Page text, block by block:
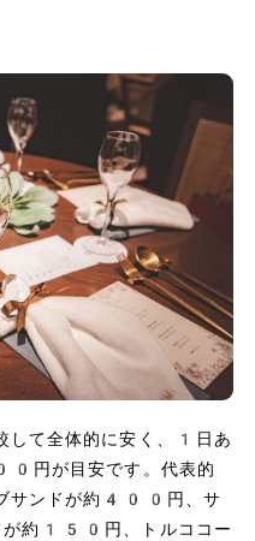
して全体的に安く、1日あ
が目安です。代表的
ブサンドが約400円、サ
約150円、トルココー